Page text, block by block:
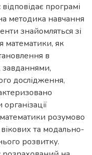
програмі
методика навчання
знайомляться зі
математики, як
в
завданнями,
дослідження,
розумово
та модально-
розвитку.